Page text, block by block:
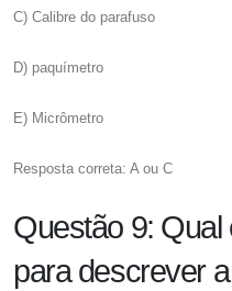
C) Calibre do parafuso
D) paquímetro
E) Micrômetro
Resposta correta: A ou C
Questão 9:
para descrever